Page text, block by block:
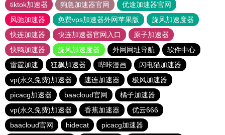
tiktok加速器
狗急加速器官网
优途加速器官网
风驰加速器
免费vps加速器外网苹果版
旋风加速度器
快连加速器
快连加速器官网入口
原子加速器
快鸭加速器
旋风加速度器 外网网址导航
软件中心
雷霆加速
狂飙加速器 哔咔漫画
闪电猫加速器
vp(永久免费)加速器
速连加速器
极风加速器
picacg加速器
baacloud官网
橘子加速器
vp(永久免费)加速器
香蕉加速器
优云666
baacloud官网
hidecat
picacg加速器